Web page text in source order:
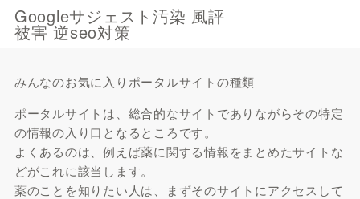
Googleサジェスト汚染 風評
被害 逆seo対策
みんなのお気に入りポータルサイトの種類
ポータルサイトは、総合的なサイトでありながらその特定
の情報の入り口となるところです。
よくあるのは、例えば薬に関する情報をまとめたサイトな
どがこれに該当します。
薬のことを知りたい人は、まずそのサイトにアクセスして